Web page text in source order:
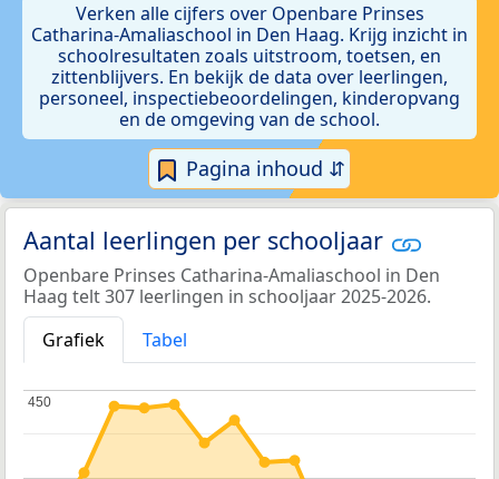
Verken alle cijfers over Openbare Prinses
Catharina-Amaliaschool in Den Haag. Krijg inzicht in
schoolresultaten zoals uitstroom, toetsen, en
zittenblijvers. En bekijk de data over leerlingen,
personeel, inspectiebeoordelingen, kinderopvang
en de omgeving van de school.
Pagina inhoud ⇵
Aantal leerlingen per schooljaar
Openbare Prinses Catharina-Amaliaschool in Den
Haag telt 307 leerlingen in schooljaar 2025-2026.
Grafiek
Tabel
450
450